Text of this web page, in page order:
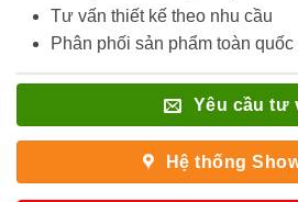
Tư vấn thiết kế theo nhu cầu
Phân phối sản phẩm toàn quốc
Yêu cầu tư
Hệ thống